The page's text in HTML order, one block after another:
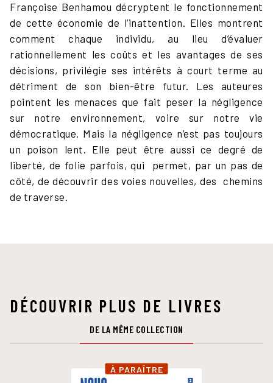
Françoise Benhamou décryptent le fonctionnement
de cette économie de l’inattention. Elles montrent
comment chaque individu, au lieu d’évaluer
rationnellement les coûts et les avantages de ses
décisions, privilégie ses intérêts à court terme au
détriment de son bien-être futur. Les auteures
pointent les menaces que fait peser la négligence
sur notre environnement, voire sur notre vie
démocratique. Mais la négligence n’est pas toujours
un poison lent. Elle peut être aussi ce degré de
liberté, de folie parfois, qui permet, par un pas de
côté, de découvrir des voies nouvelles, des chemins
de traverse.
DÉCOUVRIR PLUS DE LIVRES
DE LA MÊME COLLECTION
À PARAÎTRE